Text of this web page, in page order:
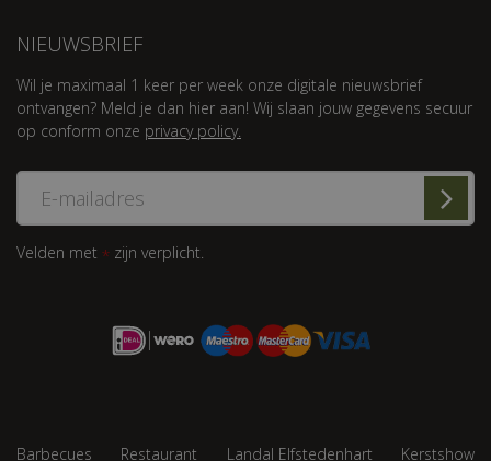
NIEUWSBRIEF
Wil je maximaal 1 keer per week onze digitale nieuwsbrief
ontvangen? Meld je dan hier aan! Wij slaan jouw gegevens secuur
op conform onze privacy policy.
Velden met * zijn verplicht.
Barbecues Restaurant Landal Elfstedenhart Kerstshow